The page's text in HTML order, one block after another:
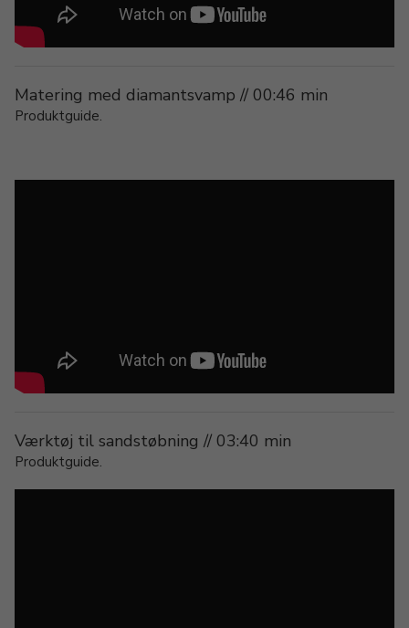
Matering med diamantsvamp // 00:46 min
Produktguide.
Værktøj til sandstøbning // 03:40 min
Produktguide.